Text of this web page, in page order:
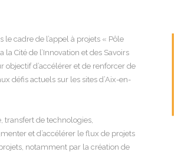
le cadre de l’appel à projets « Pôle
Cité de l’Innovation et des Savoirs
objectif d’accélérer et de renforcer de
défis actuels sur les sites d’Aix-en-
transfert de technologies,
et d’accélérer le flux de projets
notamment par la création de